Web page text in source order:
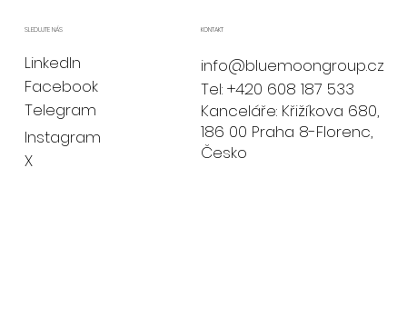
SLEDUJTE NÁS
LinkedIn
Facebook
Instagram
X
Telegram
KONTAKT
info@bluemoongroup.cz
Tel: +420 608 187 533
Kanceláře: Křižíkova 680,
186 00 Praha 8-Florenc,
Česko